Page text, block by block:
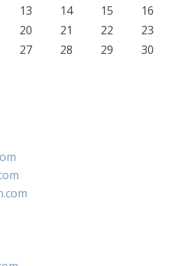
13 14 15
16
20 21 22
23
27 28 29
30